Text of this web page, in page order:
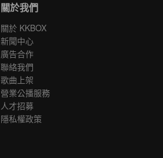
關於我們
關於 KKBOX
新聞中心
廣告合作
聯絡我們
歌曲上架
營業公播服務
人才招募
隱私權政策